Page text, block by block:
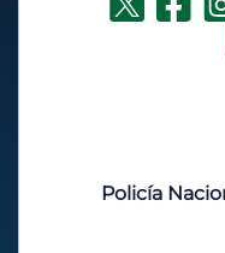
Policía